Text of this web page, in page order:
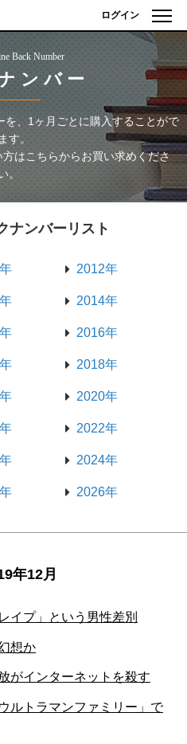
ログイン
Back Number
ンバー
を、1ヶ月ごとに購入することがで
す。
はこちらからお買い求めくださ
。
ナンバーリスト
2012年
2014年
2016年
2018年
2020年
2022年
2024年
2026年
年12月
イプ」という男性差別
想か
がインターネットを殺す
ルトラマンファミリー」で